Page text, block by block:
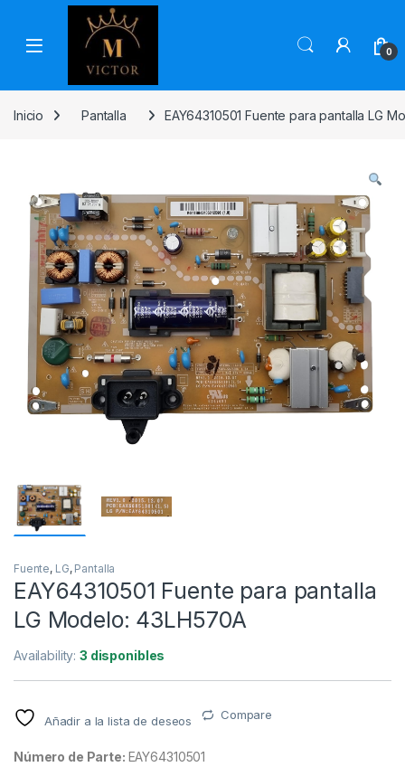
Skip to navigation
Skip to content
0
Inicio Pantalla EAY64310501 Fuente para pantalla LG
Fuente, LG, Pantalla
EAY64310501 Fuente para pantalla
LG Modelo: 43LH570A
Availability:3 disponibles
Añadir a la lista de deseos Compare
Número de Parte: EAY64310501